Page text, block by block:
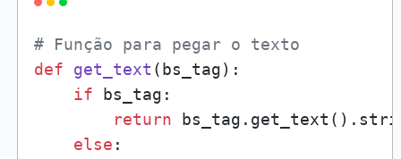
# Função para pegar o texto
def
get_text ( bs_tag):
if bs_tag:
return
else :